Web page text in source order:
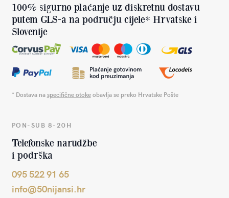
100% sigurno plaćanje uz diskretnu dostavu
putem GLS-a na području cijele* Hrvatske i
Slovenije
* Dostava naspecifične otokeobavlja se preko Hrvatske Pošte
PON-SUB 8-20H
Telefonske narudžbe
i podrška
095 522 91 65
info@50nijansi.hr